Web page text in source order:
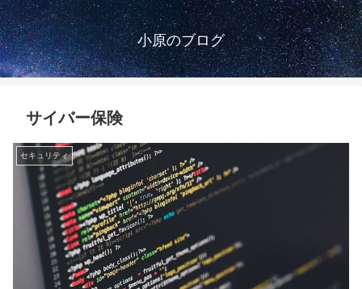
小原のブログ
サイバー保険
セキュリティ